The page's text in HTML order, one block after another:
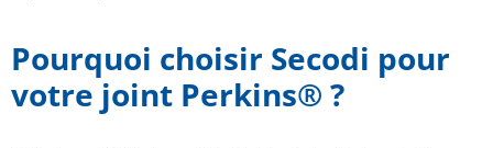
Pourquoi choisir Secodi pour
votre joint Perkins® ?